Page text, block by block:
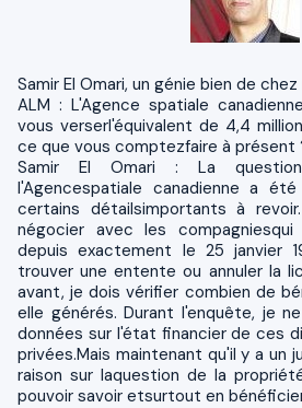
Samir El Omari, un génie bien de chez
ALM : L'Agence spatiale
vous verserl'équivalent de 4,4
ce que vous comptezfaire à présent
Samir El Omari : La
l'Agencespatiale canadienne a
certains détailsimportants à
négocier avec les
depuis exactement le 25 janvier
trouver une entente ou annuler la
avant, je dois vérifier combien de
elle générés. Durant l'enquête, je
données sur l'état financier de ces
privées.Mais maintenant qu'il y a un
raison sur laquestion de la
pouvoir savoir etsurtout en